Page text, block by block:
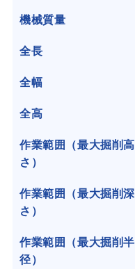
機械質量
全長
全幅
全高
作業範囲（最大掘削高
さ）
作業範囲（最大掘削深
さ）
作業範囲（最大掘削半
径）